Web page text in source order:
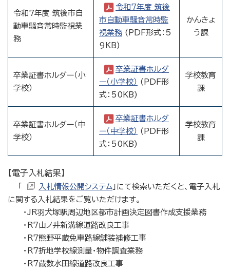
令和7年度 筑後市自
動車騒音常時監視業
務
令和7年度 筑後
市自動車騒音常時監
視業務 (PDF形式：5
9KB)
かんきょ
う課
卒業証書ホルダー（小
学校）
卒業証書ホルダ
ー（小学校） (PDF形
式：50KB)
学校教育
課
卒業証書ホルダー（中
学校）
卒業証書ホルダ
ー（中学校） (PDF形
式：50KB)
学校教育
課
【電子入札結果】
「 入札情報公開システム 」にて検索いただくと、電子入札
に関する入札結果をご覧いただけます。
・JR羽犬塚駅周辺地区都市計画決定図書作成支援業務
・R7山ノ井新溝線道路改良工事
・R7熊野平蔵免車路線舗装補修工事
・R7折地学校線測量・物件調査業務
・R7蔵数水田線道路改良工事